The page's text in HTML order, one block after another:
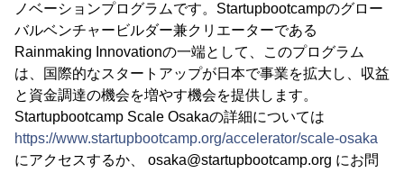
ノベーションプログラムです。Startupbootcampのグロー
バルベンチャービルダー兼クリエーターである
Rainmaking Innovationの一端として、このプログラム
は、国際的なスタートアップが日本で事業を拡大し、収益
と資金調達の機会を増やす機会を提供します。
Startupbootcamp Scale Osakaの詳細については
https://www.startupbootcamp.org/accelerator/scale-osaka
にアクセスするか、 osaka@startupbootcamp.org にお問